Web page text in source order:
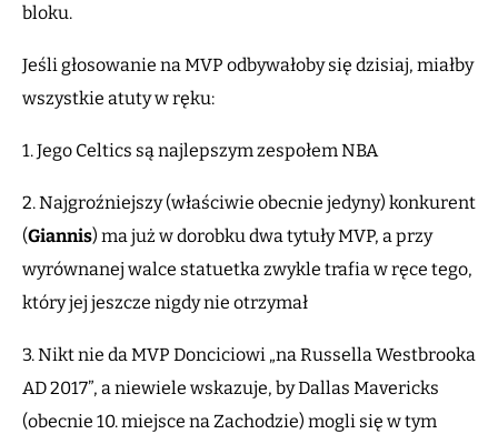
bloku.
Jeśli głosowanie na MVP odbywałoby się dzisiaj, miałby
wszystkie atuty w ręku:
1. Jego Celtics są najlepszym zespołem NBA
2. Najgroźniejszy (właściwie obecnie jedyny) konkurent
(Giannis) ma już w dorobku dwa tytuły MVP, a przy
wyrównanej walce statuetka zwykle trafia w ręce tego,
który jej jeszcze nigdy nie otrzymał
3. Nikt nie da MVP Donciciowi „na Russella Westbrooka
AD 2017”, a niewiele wskazuje, by Dallas Mavericks
(obecnie 10. miejsce na Zachodzie) mogli się w tym